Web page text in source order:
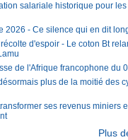
salariale historique pour
2026 - Ce silence qui en dit
d'espoir - Le coton Bt
de l'Afrique francophone du
plus de la moitié des
ses revenus miniers
Plus